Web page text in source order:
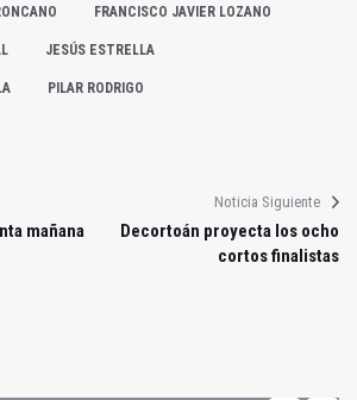
FRANCISCO JAVIER LOZANO
JESÚS ESTRELLA
PILAR RODRIGO
mañana
Noticia Siguiente
Decortoán proyecta los ocho
cortos finalistas